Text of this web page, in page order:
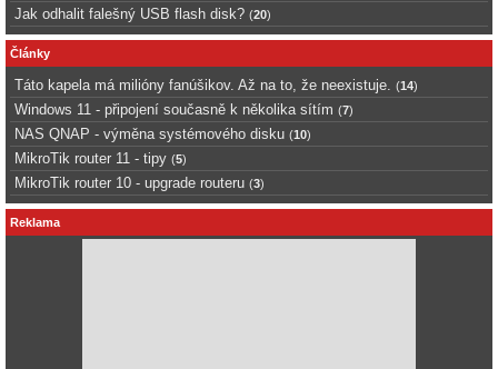
Jak odhalit falešný USB flash disk? (20)
Články
Táto kapela má milióny fanúšikov. Až na to, že neexistuje. (14)
Windows 11 - připojení současně k několika sítím (7)
NAS QNAP - výměna systémového disku (10)
MikroTik router 11 - tipy (5)
MikroTik router 10 - upgrade routeru (3)
Reklama